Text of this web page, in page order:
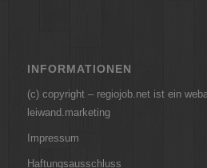
INFORMATIONEN
(c) copyright – regiojob.net ist ein
leiwand.marketing
Impressum
Haftungsausschluss